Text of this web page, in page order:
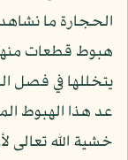
الحجارة ما
هبوط قطعات
يتخللها في فصل
عد هذا الهبوط
خشية الله تعالى